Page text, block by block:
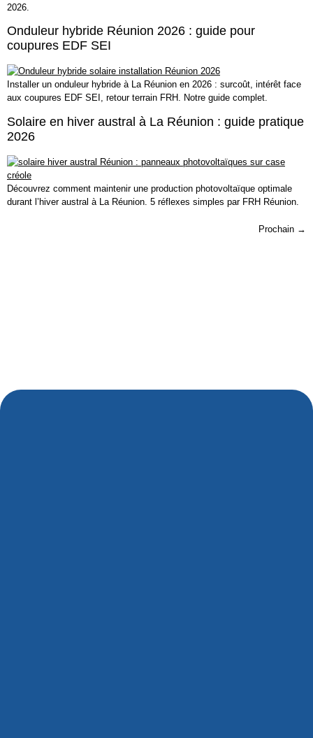
2026.
Onduleur hybride Réunion 2026 : guide pour
coupures EDF SEI
Installer un onduleur hybride à La Réunion en 2026 : surcoût, intérêt face
aux coupures EDF SEI, retour terrain FRH. Notre guide complet.
Solaire en hiver austral à La Réunion : guide pratique
2026
Découvrez comment maintenir une production photovoltaïque optimale
durant l’hiver austral à La Réunion. 5 réflexes simples par FRH Réunion.
Prochain →